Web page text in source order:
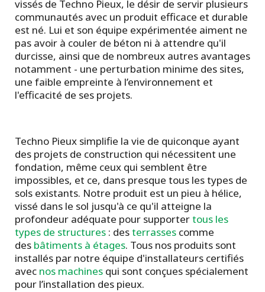
vissés de Techno Pieux, le désir de servir plusieurs
communautés avec un produit efficace et durable
est né. Lui et son équipe expérimentée aiment ne
pas avoir à couler de béton ni à attendre qu'il
durcisse, ainsi que de nombreux autres avantages
notamment - une perturbation minime des sites,
une faible empreinte à l’environnement et
l'efficacité de ses projets.
Techno Pieux simplifie la vie de quiconque ayant
des projets de construction qui nécessitent une
fondation, même ceux qui semblent être
impossibles, et ce, dans presque tous les types de
sols existants. Notre produit est un pieu à hélice,
vissé dans le sol jusqu'à ce qu'il atteigne la
profondeur adéquate pour supportertous les
types de structures : desterrasses comme
des bâtiments à étages. Tous nos produits sont
installés par notre équipe d'installateurs certifiés
avec nos machines qui sont conçues spécialement
pour l’installation des pieux.